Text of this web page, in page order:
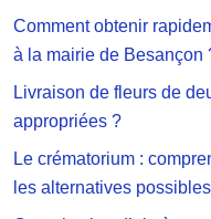
Comment obtenir
à la mairie de Besançon
Livraison de fleurs de
appropriées ?
Le crématorium :
les alternatives possibles